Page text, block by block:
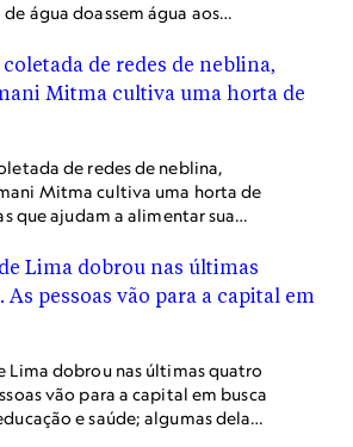
água doassem água aos
A partir de março de
será mais gratuita, e custará
de redes de neblina,
Mitma cultiva uma horta de
que ajudam a alimentar sua
Lima dobrou nas últimas quatro
vão para a capital em busca
e saúde; algumas delas